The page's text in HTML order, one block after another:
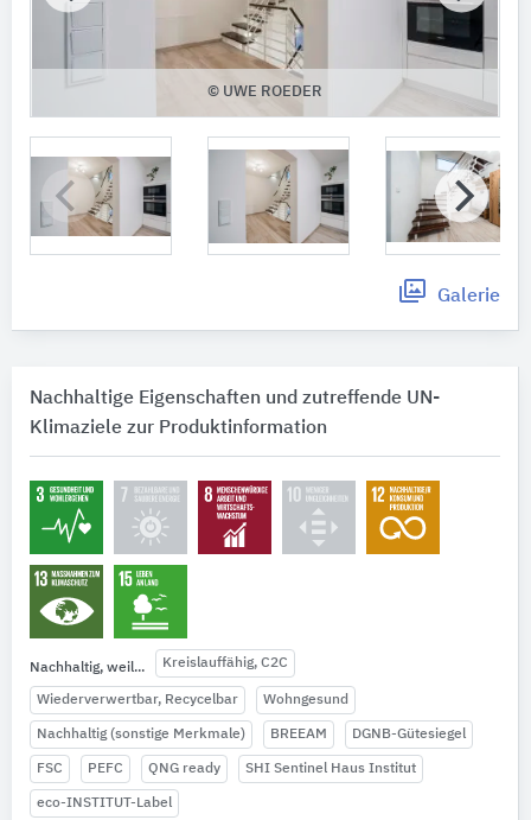
© UWE ROEDER
Galerie
Nachhaltige Eigenschaften und zutreffende UN-
Klimaziele zur Produktinformation
Nachhaltig, weil... Kreislauffähig, C2C
Wiederverwertbar, Recycelbar Wohngesund
Nachhaltig (sonstige Merkmale) BREEAM DGNB-Gütesiegel
FSC PEFC QNG ready SHI Sentinel Haus Institut
eco-INSTITUT-Label